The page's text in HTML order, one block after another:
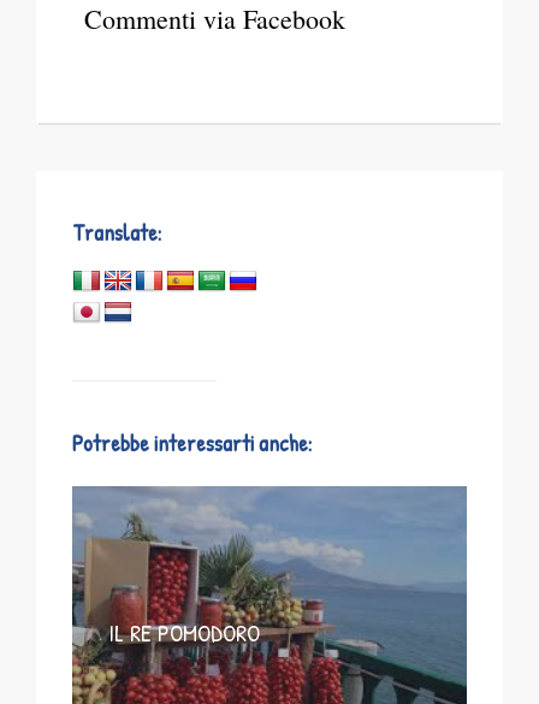
Commenti via Facebook
Translate:
Potrebbe interessarti anche:
IL RE POMODORO